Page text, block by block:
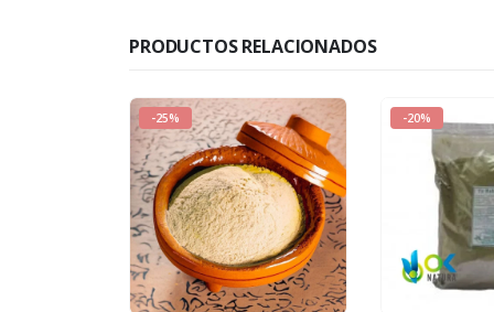
PRODUCTOS RELACIONADOS
-25% -20%